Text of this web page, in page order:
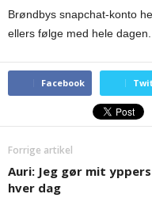
Brøndbys snapchat-konto
ellers følge med hele dagen.
Facebook
Forrige artikel
Auri: Jeg gør mit
hver dag